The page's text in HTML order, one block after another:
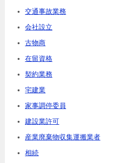
交通事故業務
会社設立
古物商
在留資格
契約業務
宅建業
家事調停委員
建設業許可
産業廃棄物収集運搬業者
相続